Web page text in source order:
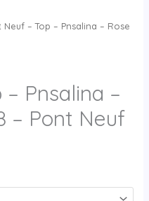
– Top – Pnsalina – Rose
Pnsalina –
– Pont Neuf